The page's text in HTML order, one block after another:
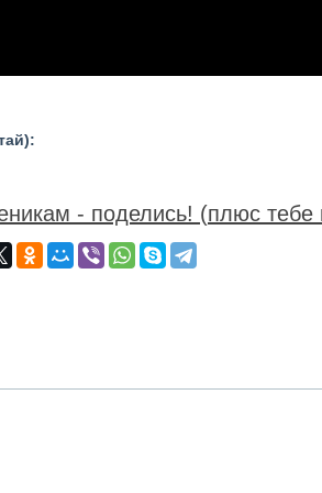
- поделись! (плюс тебе